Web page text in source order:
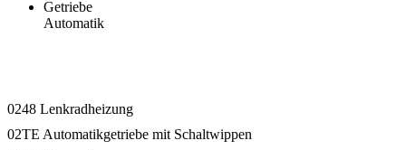
Getriebe
Automatik
0248 Lenkradheizung
02TE Automatikgetriebe mit Schaltwippen